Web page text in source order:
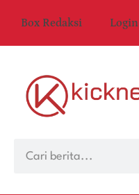
Box Redaksi Login